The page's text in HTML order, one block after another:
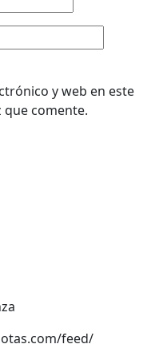
y web en este
que comente.
feed/